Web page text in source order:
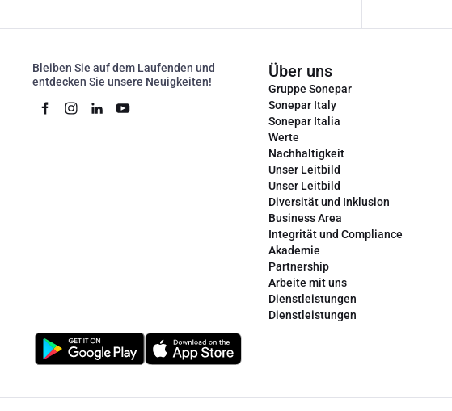
Bleiben Sie auf dem Laufenden und
entdecken Sie unsere Neuigkeiten!
Über uns
Gruppe Sonepar
Sonepar Italy
Sonepar Italia
Werte
Nachhaltigkeit
Unser Leitbild
Unser Leitbild
Diversität und Inklusion
Business Area
Integrität und Compliance
Akademie
Partnership
Arbeite mit uns
Dienstleistungen
Dienstleistungen